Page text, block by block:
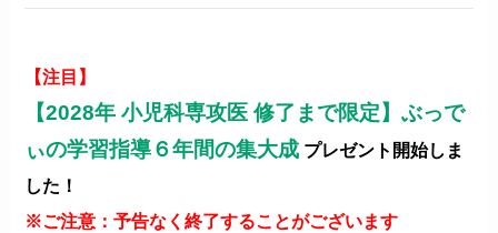
【注目】
【2028年 小児科専攻医 修了まで限定】ぶっで
ぃの学習指導６年間の集大成 プレゼント開始しま
した！
※ご注意：予告なく終了することがございます